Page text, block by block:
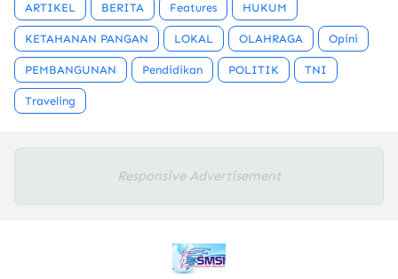
ARTIKEL BERITA Features HUKUM
KETAHANAN PANGAN LOKAL OLAHRAGA Opini
PEMBANGUNAN Pendidikan POLITIK TNI
Traveling
Responsive Advertisement